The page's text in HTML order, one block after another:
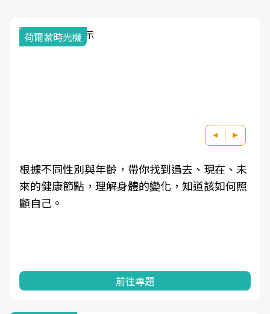
荷爾蒙時光機
根據不同性別與年齡，帶你找到過去、現在、未
來的健康節點，理解身體的變化，知道該如何照
顧自己。
前往專題